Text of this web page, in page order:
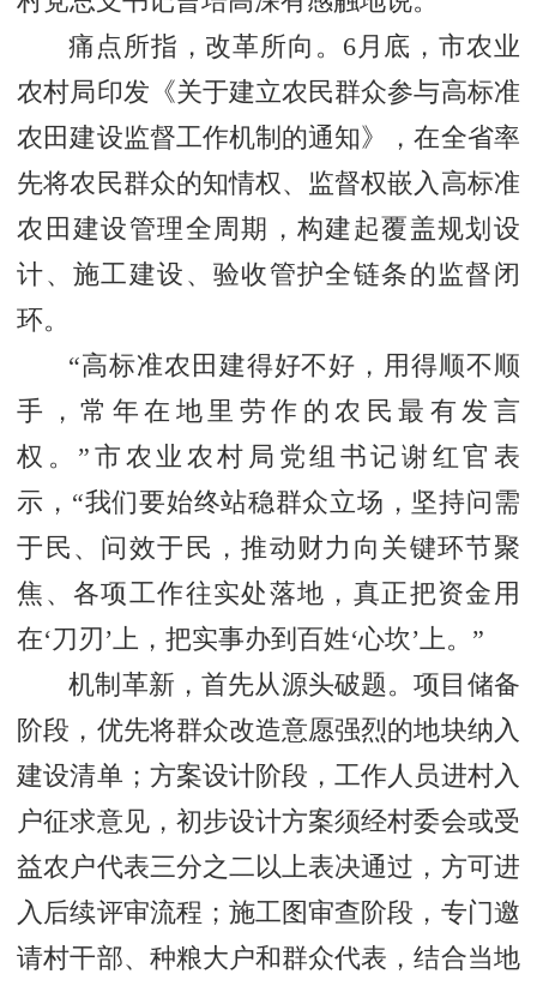
痛点所指，改革所向。6月底，市农业
农村局印发《关于建立农民群众参与高标准
农田建设监督工作机制的通知》，在全省率
先将农民群众的知情权、监督权嵌入高标准
农田建设管理全周期，构建起覆盖规划设
计、施工建设、验收管护全链条的监督闭
环。
“高标准农田建得好不好，用得顺不顺
手，常年在地里劳作的农民最有发言
权。”市农业农村局党组书记谢红官表
示，“我们要始终站稳群众立场，坚持问需
于民、问效于民，推动财力向关键环节聚
焦、各项工作往实处落地，真正把资金用
在‘刀刃’上，把实事办到百姓‘心坎’上。”
机制革新，首先从源头破题。项目储备
阶段，优先将群众改造意愿强烈的地块纳入
建设清单；方案设计阶段，工作人员进村入
户征求意见，初步设计方案须经村委会或受
益农户代表三分之二以上表决通过，方可进
入后续评审流程；施工图审查阶段，专门邀
请村干部、种粮大户和群众代表，结合当地